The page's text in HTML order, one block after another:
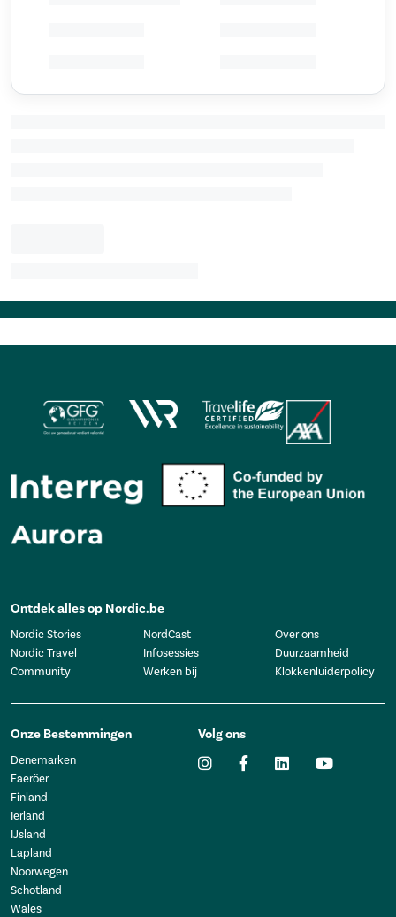
Ontdek alles op Nordic.be
Nordic Stories
Nordic Travel
Community
NordCast
Infosessies
Werken bij
Over ons
Duurzaamheid
Klokkenluiderpolicy
Onze Bestemmingen
Denemarken
Faeröer
Finland
Ierland
IJsland
Lapland
Noorwegen
Schotland
Wales
Volg ons